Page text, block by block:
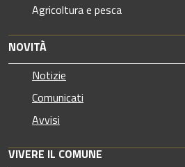
Agricoltura e pesca
NOVITÀ
Notizie
Comunicati
Avvisi
VIVERE IL COMUNE